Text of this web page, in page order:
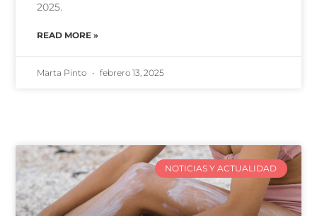
2025.
READ MORE »
Marta Pinto febrero 13, 2025
NOTICIAS Y ACTUALIDAD